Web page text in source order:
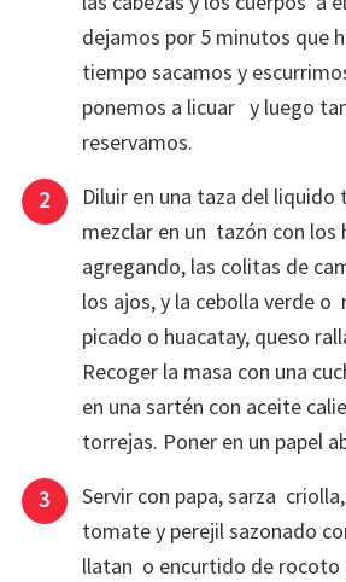
dejamos por 5 minutos que
tiempo sacamos y
ponemos a licuar y luego
reservamos.
Diluir en una taza del liquido
mezclar en un tazón con los
agregando, las colitas de
los ajos, y la cebolla verde o
picado o huacatay, queso
Recoger la masa con una
en una sartén con aceite
torrejas. Poner en un papel
Servir con papa, sarza
tomate y perejil sazonado
llatan o encurtido de rocoto